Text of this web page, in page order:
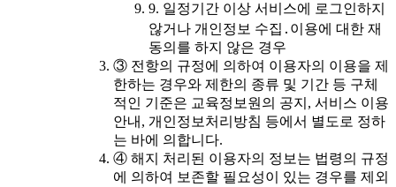
9. 일정기간 이상 서비스에 로그인하지
않거나 개인정보 수집․이용에 대한 재
동의를 하지 않은 경우
③ 전항의 규정에 의하여 이용자의 이용을 제
한하는 경우와 제한의 종류 및 기간 등 구체
적인 기준은 교육정보원의 공지, 서비스 이용
안내, 개인정보처리방침 등에서 별도로 정하
는 바에 의합니다.
④ 해지 처리된 이용자의 정보는 법령의 규정
에 의하여 보존할 필요성이 있는 경우를 제외